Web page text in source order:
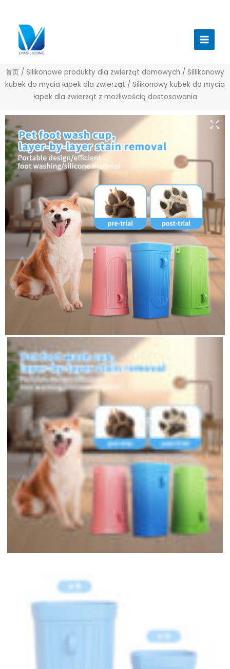
首页 / Silikonowe produkty dla zwierząt domowych / Sillikonowy
kubek do mycia łapek dla zwierząt / Silikonowy kubek do mycia
łapek dla zwierząt z możliwością dostosowania